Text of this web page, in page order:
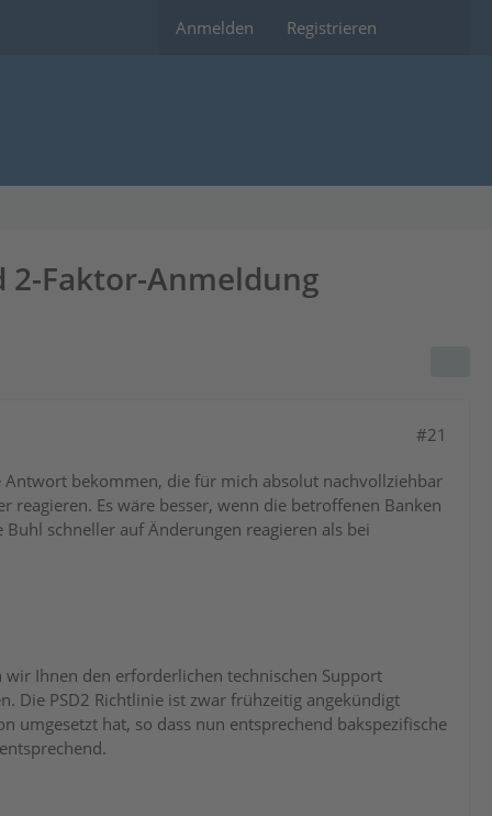
Anmelden Registrieren
2-Faktor-Anmeldung
#21
Antwort bekommen, die für mich absolut nachvollziehbar
Es wäre besser, wenn die betroffenen Banken
schneller auf Änderungen reagieren als bei
Ihnen den erforderlichen technischen Support
Die PSD2 Richtlinie ist zwar frühzeitig angekündigt
umgesetzt hat, so dass nun entsprechend bakspezifische